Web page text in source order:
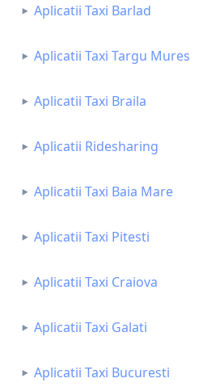
Aplicatii Taxi Barlad
Aplicatii Taxi Targu Mures
Aplicatii Taxi Braila
Aplicatii Ridesharing
Aplicatii Taxi Baia Mare
Aplicatii Taxi Pitesti
Aplicatii Taxi Craiova
Aplicatii Taxi Galati
Aplicatii Taxi Bucuresti